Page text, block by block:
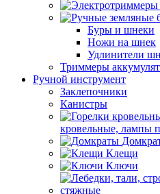
Буры и шнеки
Ножи на шнек
Удлинители
Триммеры
Ручной инструмент
Заклепочники
Канистры
кровельные, лампы
Клещи
Ключи